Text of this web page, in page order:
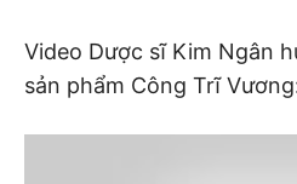
Video Dược sĩ Kim Ngân
sản phẩm Công Trĩ